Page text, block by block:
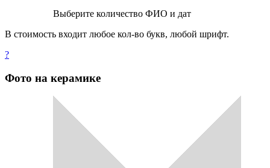
Выберите количество ФИО и дат
В стоимость входит любое кол-во букв, любой шрифт.
?
Фото на керамике